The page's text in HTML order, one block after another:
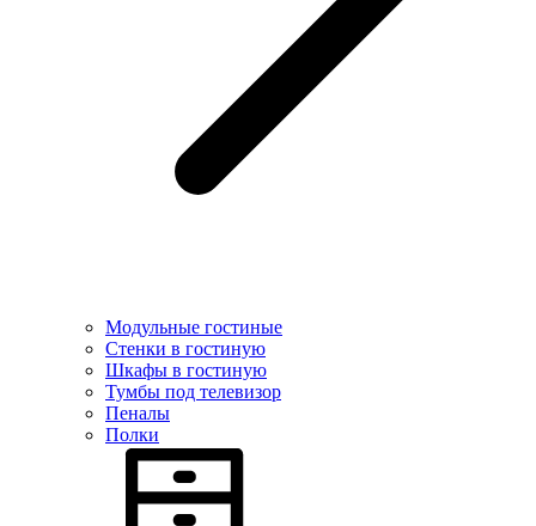
Модульные гостиные
Стенки в гостиную
Шкафы в гостиную
Тумбы под телевизор
Пеналы
Полки